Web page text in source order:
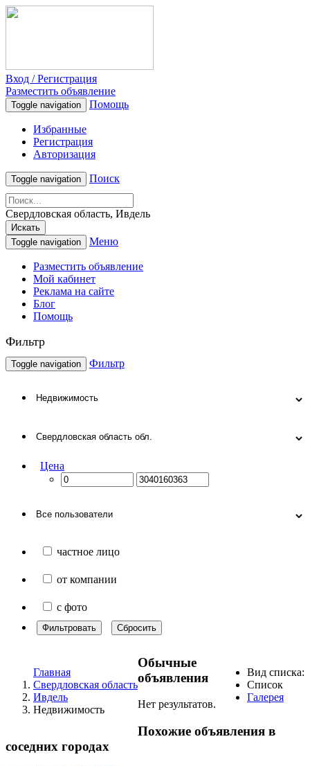
Вход / Регистрация
Разместить объявление
Toggle navigation Помощь
Избранные
Регистрация
Авторизация
Toggle navigation Поиск
Свердловская область, Ивдель
Искать
Toggle navigation
Меню
Разместить объявление
Мой кабинет
Реклама на сайте
Блог
Помощь
Фильтр
Toggle navigation Фильтр
Цена
частное лицо
от компании
с фото
Фильтровать Сбросить
Главная
Свердловская область
Ивдель
Недвижимость
Вид списка:
Список
Галерея
Обычные
объявления
Нет результатов.
Похожие объявления в
соседних городах